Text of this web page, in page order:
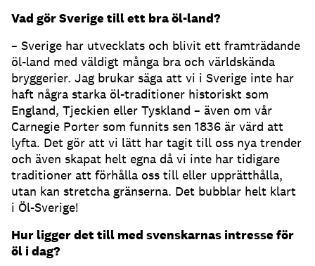
Vad gör Sverige till ett bra öl-land?
– Sverige har utvecklats och blivit ett framträdande
öl-land med väldigt många bra och världskända
bryggerier. Jag brukar säga att vi i Sverige inte har
haft några starka öl-traditioner historiskt som
England, Tjeckien eller Tyskland – även om vår
Carnegie Porter som funnits sen 1836 är värd att
lyfta. Det gör att vi lätt har tagit till oss nya trender
och även skapat helt egna då vi inte har tidigare
traditioner att förhålla oss till eller upprätthålla,
utan kan stretcha gränserna. Det bubblar helt klart
i Öl-Sverige!
Hur ligger det till med svenskarnas intresse för
öl i dag?